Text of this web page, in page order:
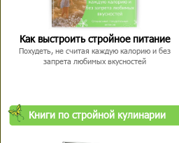
Как выстроить стройное питание
Похудеть, не считая каждую калорию и без
запрета любимых вкусностей
Книги по стройной кулинарии